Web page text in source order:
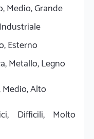
Medio, Grande
Esterno
Metallo, Legno
Medio, Alto
Difficili, Molto